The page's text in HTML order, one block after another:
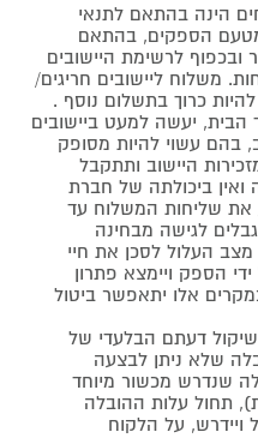
הינה בהתאם לתנאי
הספקים, בהתאם
לרשימת היישובים
משלוח ליישובים חריגים/
כרוך בתשלום נוסף .
יעשה למעט ביישובים
בהם עשוי להיות מסופק
היישוב ותתקבל
ביכולתה של חברת
שליחות המשלוח עד
לגישה מבחינה
מצב העלול לסכן את חיי
הספק ויימצא פתרון
אלו יתאפשר ביטול
דעתם הבלעדי של
שלא ניתן לבצעה
שנדרש מכשור מיוחד
תחול עלות ההובלה
ויידרש, על הלקוח